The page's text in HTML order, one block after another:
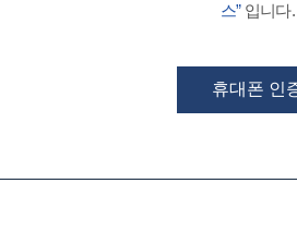
스”입니다.
휴대폰 인